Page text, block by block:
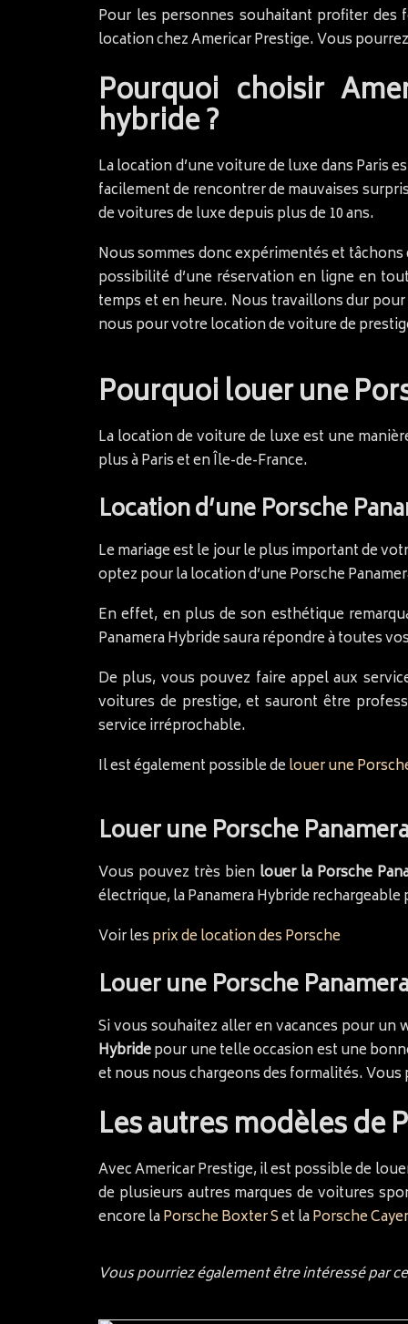
Pour les personnes souhaitant profiter
location chez Americar Prestige. Vous
Pourquoi choisir
hybride ?
La location d’une voiture de luxe dans Paris
facilement de rencontrer de mauvaises
de voitures de luxe depuis plus de 10 ans.
Nous sommes donc expérimentés et
possibilité d’une réservation en ligne en
temps et en heure. Nous travaillons dur
nous pour votre location de voiture de
Pourquoi louer une
La location de voiture de luxe est une
plus à Paris et en Île-de-France.
Location d’une Porsche
Le mariage est le jour le plus important de
optez pour la location d’une Porsche
En effet, en plus de son esthétique
Panamera Hybride saura répondre à toutes
De plus, vous pouvez faire appel aux
voitures de prestige, et sauront être
service irréprochable.
Il est également possible delouer une
Louer une Porsche
Vous pouvez très bien louer la Porsche
électrique, la Panamera Hybride
Voir lesprix de location des Porsche
Louer une Porsche
Si vous souhaitez aller en vacances pour un
Hybridepour une telle occasion est une
et nous nous chargeons des formalités.
Les autres modèles de
Avec Americar Prestige, il est possible de
de plusieurs autres marques de voitures
encore laPorsche Boxter Set laPorsche
Vous pourriez également être intéressé par